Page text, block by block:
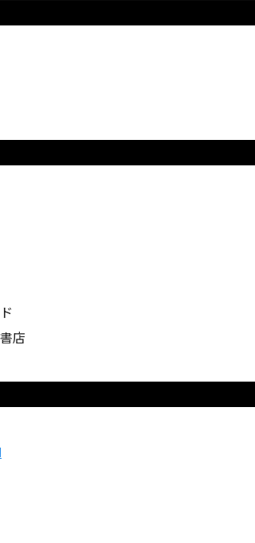
店